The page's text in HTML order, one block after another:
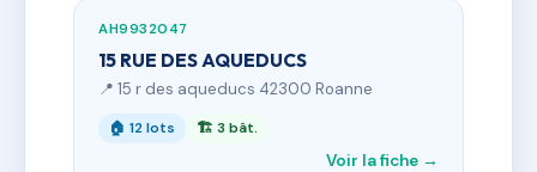
AH9932047
15 RUE DES AQUEDUCS
📍 15 r des aqueducs 42300 Roanne
🏠 12 lots 🏗 3 bât.
Voir la fiche →